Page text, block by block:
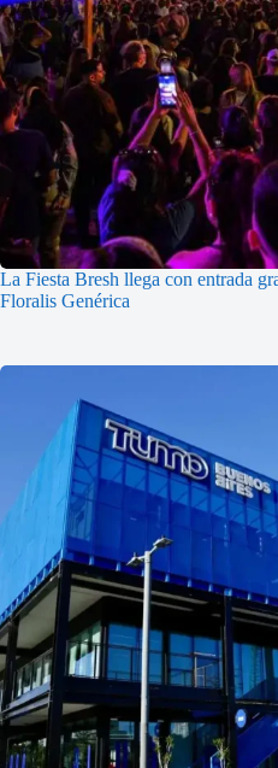
La Fiesta Bresh llega con entrada
Floralis Genérica